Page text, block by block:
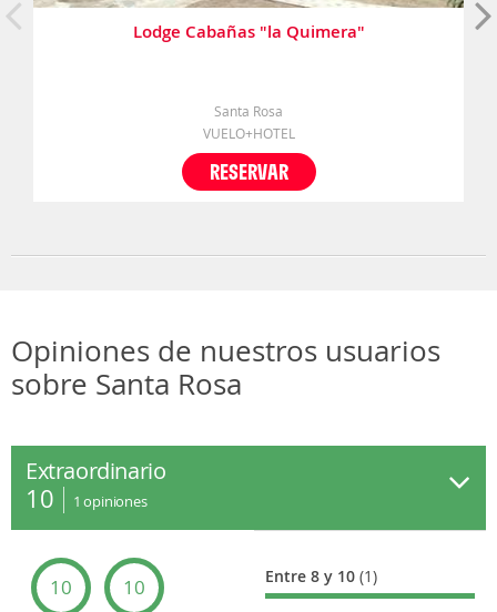
Lodge Cabañas "la Quimera"
Santa Rosa
VUELO+HOTEL
RESERVAR
Opiniones de nuestros usuarios
sobre Santa Rosa
Extraordinario
10 1 opiniones
10 10 Entre 8 y 10(1)